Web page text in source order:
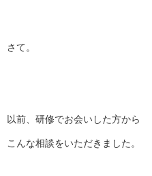
さて。
以前、研修でお会いした方から
こんな相談をいただきました。